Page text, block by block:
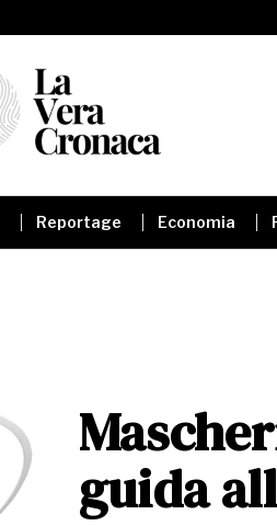
Reportage Economia
guida